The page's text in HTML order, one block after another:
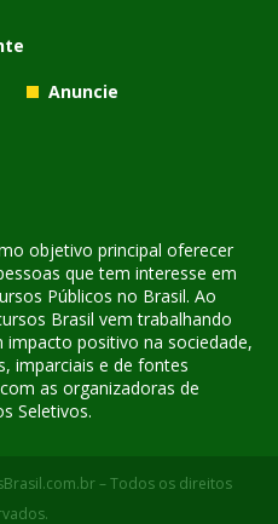
Anuncie
objetivo principal oferecer
que tem interesse em
Públicos no Brasil. Ao
Brasil vem trabalhando
positivo na sociedade,
imparciais e de fontes
as organizadoras de
Seletivos.
– Todos os direitos